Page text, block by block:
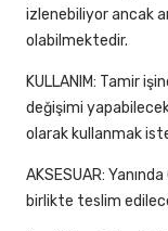
izlenebiliyor ancak
olabilmektedir.
KULLANIM: Tamir
değişimi
olarak kullanmak
AKSESUAR:
birlikte teslim